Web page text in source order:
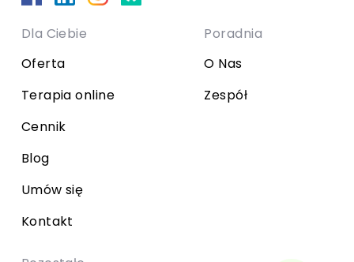
Dla Ciebie
Oferta
Terapia online
Cennik
Blog
Umów się
Kontakt
Poradnia
O Nas
Zespół